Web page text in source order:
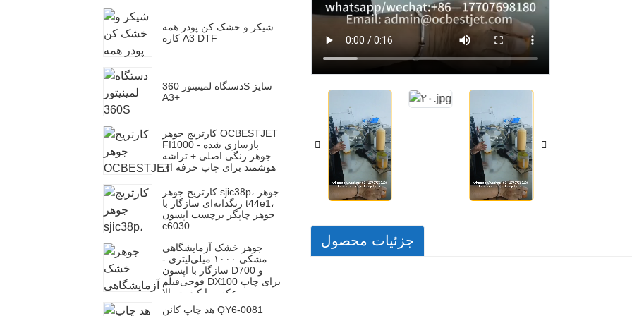
شیکر و خشک کن پودر همه
کاره A3 DTF
دستگاه لمینیتور 360S سایز
A3+
کارتریج جوهر OCBESTJET
FI1000 بازسازی شده -
جوهر رنگی اصلی + تراشه
هوشمند برای چاپ حرفه ای
کارتریج جوهر sjic38p، جوهر
رنگدانه‌ای سازگار با t44e1،
جوهر چاپگر برچسب اپسون
c6030
جوهر خشک آزمایشگاهی
مشکی ۱۰۰۰ میلی‌لیتری -
سازگار با اپسون D700 و
فوجی‌فیلم DX100 برای چاپ
عکس با کیفیت بالا
هد چاپ کانن QY6-0081
جزئیات محصول